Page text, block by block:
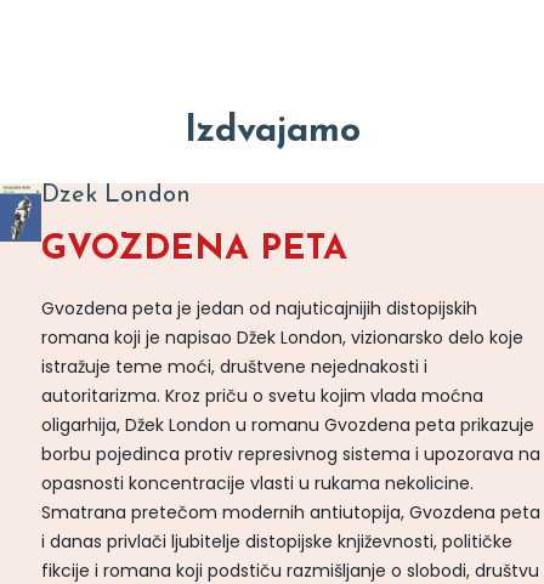
Izdvajamo
Dzek London
GVOZDENA PETA
Gvozdena peta je jedan od najuticajnijih distopijskih
romana koji je napisao Džek London, vizionarsko delo koje
istražuje teme moći, društvene nejednakosti i
autoritarizma. Kroz priču o svetu kojim vlada moćna
oligarhija, Džek London u romanu Gvozdena peta prikazuje
borbu pojedinca protiv represivnog sistema i upozorava na
opasnosti koncentracije vlasti u rukama nekolicine.
Smatrana pretečom modernih antiutopija, Gvozdena peta
i danas privlači ljubitelje distopijske književnosti, političke
fikcije i romana koji podstiču razmišljanje o slobodi, društvu